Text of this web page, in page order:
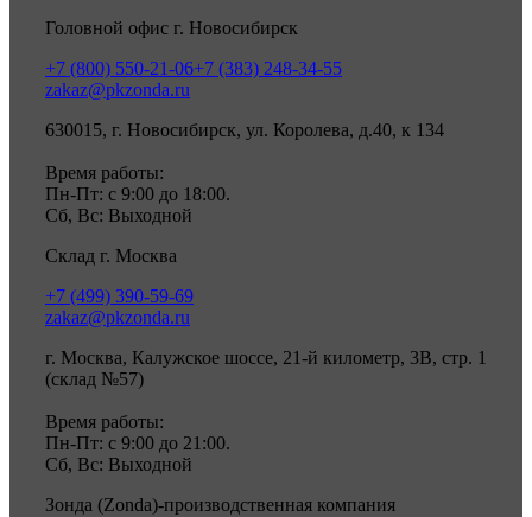
Головной офис г. Новосибирск
+7 (800) 550-21-06+7 (383) 248-34-55
zakaz@pkzonda.ru
630015, г. Новосибирск, ул. Королева, д.40, к 134
Время работы:
Пн-Пт: с 9:00 до 18:00.
Сб, Вс: Выходной
Склад г. Москва
+7 (499) 390-59-69
zakaz@pkzonda.ru
г. Москва, Калужское шоссе, 21-й километр, 3В, стр. 1
(склад №57)
Время работы:
Пн-Пт: с 9:00 до 21:00.
Сб, Вс: Выходной
Зонда (Zonda)-производственная компания